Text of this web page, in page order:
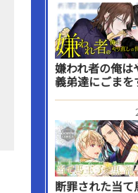
嫌われ者の俺
義弟達にごまを
断罪された当